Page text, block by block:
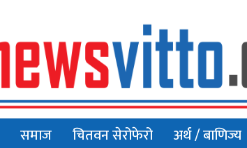
समाज चितवन सेरोफेरो अर्थ / बाणिज्य